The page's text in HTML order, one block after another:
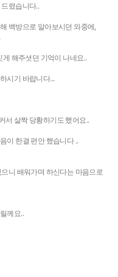
렸습니다..
백방으로 알아보시던 와중에,
해주셧던 기억이 나네요..
시기 바랍니다...
서 살짝 당황하기도 했어요..
이 한결 편안 했습니다 ..
니 배워가며 하신다는 마음으로
께요..